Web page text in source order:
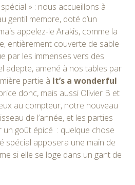
» : nous accueillons à
gentil membre, doté d’un
appelez-le Arakis, comme la
entièrement couverte de sable
par les immenses vers des
adepte, amené à nos tables par
partie à It’s a wonderful
donc, mais aussi Olivier B et
au compteur, notre nouveau
de l’année, et les parties
un goût épicé : quelque chose
spécial apposera une main de
si elle se loge dans un gant de